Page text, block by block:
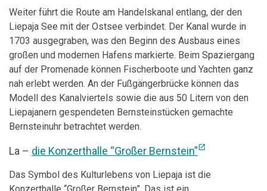
Weiter führt die Route am Handelskanal entlang, der den
Liepaja See mit der Ostsee verbindet. Der Kanal wurde in
1703 ausgegraben, was den Beginn des Ausbaus eines
großen und modernen Hafens markierte. Beim Spaziergang
auf der Promenade können Fischerboote und Yachten ganz
nah erlebt werden. An der Fußgängerbrücke können das
Modell des Kanalviertels sowie die aus 50 Litern von den
Liepajanern gespendeten Bernsteinstücken gemachte
Bernsteinuhr betrachtet werden.
La – die Konzerthalle “Großer Bernstein”open_in_new
Das Symbol des Kulturlebens von Liepaja ist die